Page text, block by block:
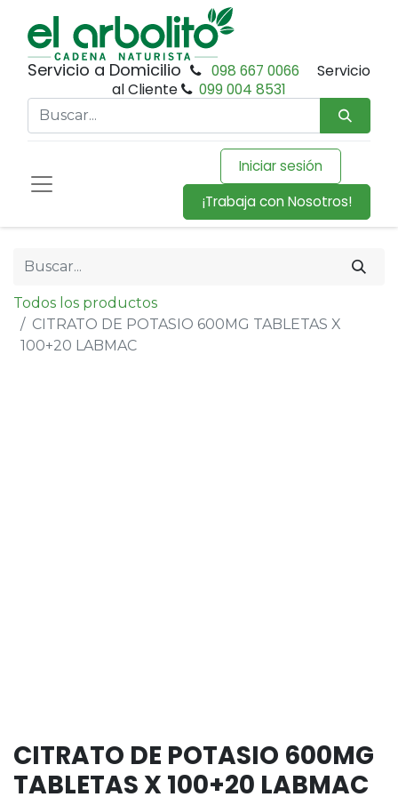
Servicio a Domicilio 098 667 0066
Servicio
al Cliente
099 004 8531
Iniciar sesión
¡Trabaja con Nosotros!
Todos los productos
CITRATO DE POTASIO 600MG TABLETAS X
100+20 LABMAC
CITRATO DE POTASIO 600MG
TABLETAS X 100+20 LABMAC